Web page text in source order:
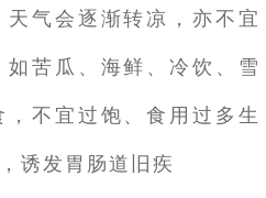
气会逐渐转凉，亦不宜
苦瓜、海鲜、冷饮、雪
不宜过饱、食用过多生
诱发胃肠道旧疾